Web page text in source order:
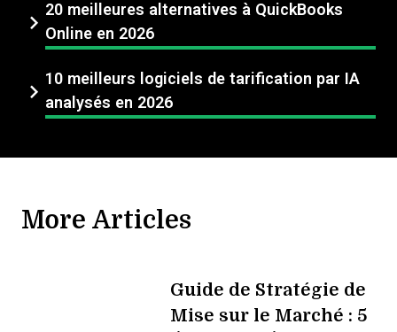
20 meilleures alternatives à QuickBooks
Online en 2026
10 meilleurs logiciels de tarification par IA
analysés en 2026
More Articles
Guide de Stratégie de
Mise sur le Marché : 5